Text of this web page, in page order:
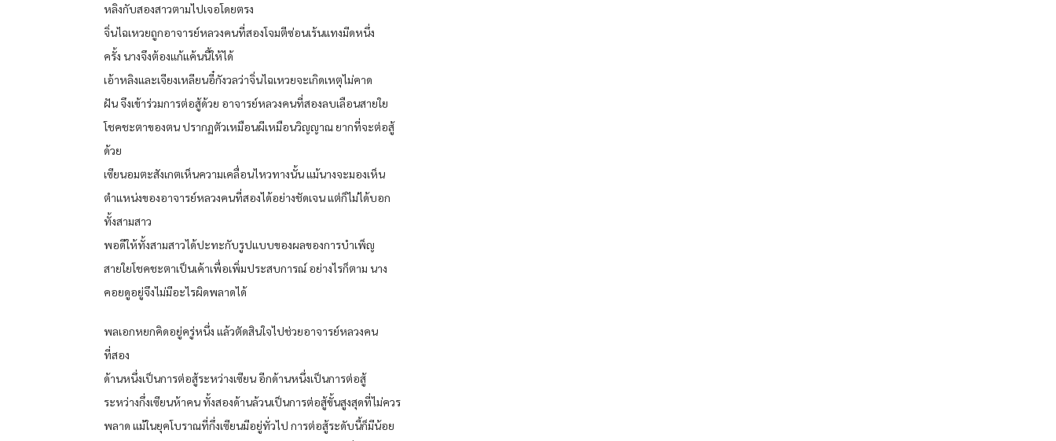
หลิงกับสองสาวตามไปเจอโดยตรง
จิ่นไฉเหวยถูกอาจารย์หลวงคนที่สองโจมตีซ่อนเร้นแทงมีดหนึ่ง
ครั้ง นางจึงต้องแก้แค้นนี้ให้ได้
เอ้าหลิงและเจียงเหลียนอี๋กังวลว่าจิ่นไฉเหวยจะเกิดเหตุไม่คาด
ฝัน จึงเข้าร่วมการต่อสู้ด้วย อาจารย์หลวงคนที่สองลบเลือนสายใย
โชคชะตาของตน ปรากฏตัวเหมือนผีเหมือนวิญญาณ ยากที่จะต่อสู้
ด้วย
เซียนอมตะสังเกตเห็นความเคลื่อนไหวทางนั้น แม้นางจะมองเห็น
ตำแหน่งของอาจารย์หลวงคนที่สองได้อย่างชัดเจน แต่ก็ไม่ได้บอก
ทั้งสามสาว
พอดีให้ทั้งสามสาวได้ปะทะกับรูปแบบของผลของการบำเพ็ญ
สายใยโชคชะตาเป็นเค้าเพื่อเพิ่มประสบการณ์ อย่างไรก็ตาม นาง
คอยดูอยู่จึงไม่มีอะไรผิดพลาดได้
พลเอกหยกคิดอยู่ครู่หนึ่ง แล้วตัดสินใจไปช่วยอาจารย์หลวงคน
ที่สอง
ด้านหนึ่งเป็นการต่อสู้ระหว่างเซียน อีกด้านหนึ่งเป็นการต่อสู้
ระหว่างกึ่งเซียนห้าคน ทั้งสองด้านล้วนเป็นการต่อสู้ขั้นสูงสุดที่ไม่ควร
พลาด แม้ในยุคโบราณที่กึ่งเซียนมีอยู่ทั่วไป การต่อสู้ระดับนี้ก็มีน้อย